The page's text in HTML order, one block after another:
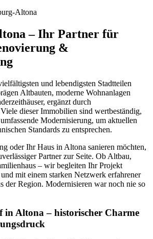
– Ihr Partner für
&
und lebendigsten Stadtteilen
Altbauten, moderne Wohnanlagen
ergänzt durch
dieser Immobilien sind wertbeständig,
Modernisierung, um aktuellen
Standards zu entsprechen.
oder Ihr Haus in Altona sanieren möchten,
Partner zur Seite. Ob Altbau,
– wir begleiten Ihr Projekt
mit einem starken Netzwerk erfahrener
der Region. Modernisieren war noch nie so
in Altona – historischer Charme